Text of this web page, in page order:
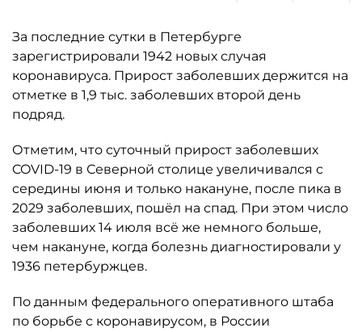
За последние сутки в Петербурге
зарегистрировали 1942 новых случая
коронавируса. Прирост заболевших держится на
отметке в 1,9 тыс. заболевших второй день
подряд.
Отметим, что суточный прирост заболевших
COVID-19 в Северной столице увеличивался с
середины июня и только накануне, после пика в
2029 заболевших, пошёл на спад. При этом число
заболевших 14 июля всё же немного больше,
чем накануне, когда болезнь диагностировали у
1936 петербуржцев.
По данным федерального оперативного штаба
по борьбе с коронавирусом, в России